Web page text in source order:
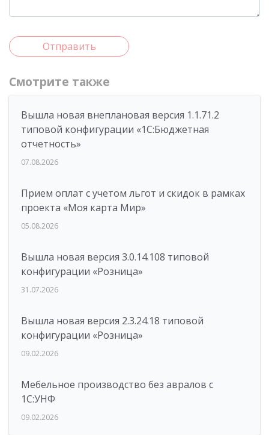
Отправить
Смотрите также
Вышла новая внеплановая версия 1.1.71.2
типовой конфигурации «1C:Бюджетная
отчетность»
07.08.2026
Прием оплат с учетом льгот и скидок в рамках
проекта «Моя карта Мир»
05.08.2026
Вышла новая версия 3.0.14.108 типовой
конфигурации «Розница»
31.07.2026
Вышла новая версия 2.3.24.18 типовой
конфигурации «Розница»
09.02.2026
Мебельное производство без авралов с
1С:УНФ
09.02.2026